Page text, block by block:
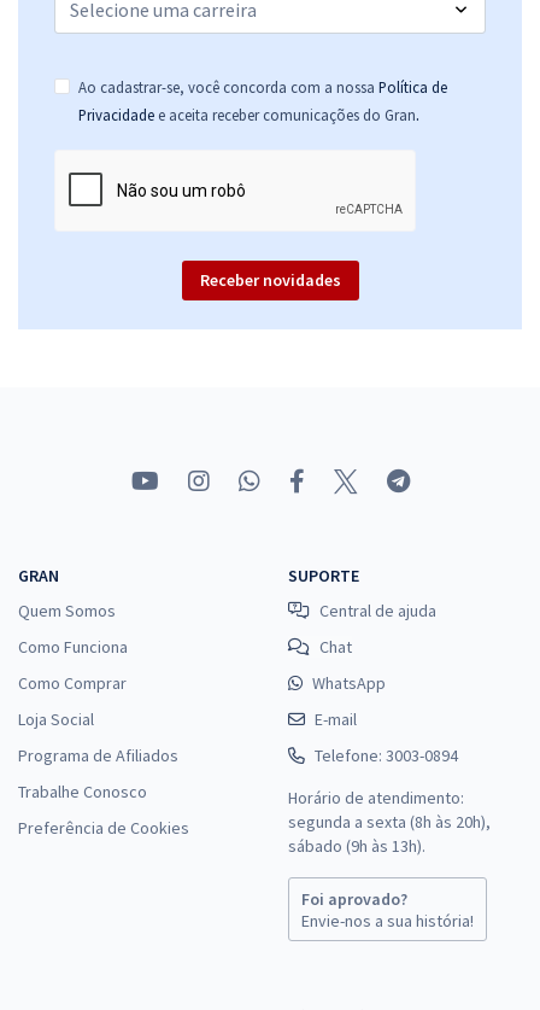
Ao cadastrar-se, você concorda com a nossa Política de
Privacidade e aceita receber comunicações do Gran.
Receber novidades
GRAN
Quem Somos
Como Funciona
Como Comprar
Loja Social
Programa de Afiliados
Trabalhe Conosco
Preferência de Cookies
SUPORTE
Central de ajuda
Chat
WhatsApp
E-mail
Telefone: 3003-0894
Horário de atendimento:
segunda a sexta (8h às 20h),
sábado (9h às 13h).
Foi aprovado?
Envie-nos a sua história!